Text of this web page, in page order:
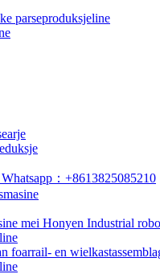
parseproduksjeline
：+8613825085210
mei Honyen Industrial
foarrail- en